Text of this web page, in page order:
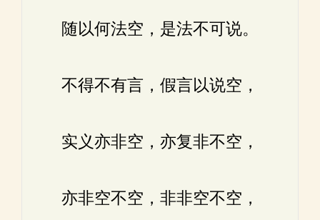
随以何法空，是法不可说。
不得不有言，假言以说空，
实义亦非空，亦复非不空，
亦非空不空，非非空不空，